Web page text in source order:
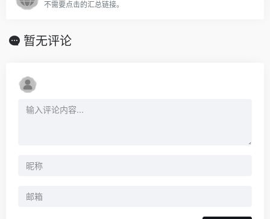
不需要点击的汇总链接。
暂无评论